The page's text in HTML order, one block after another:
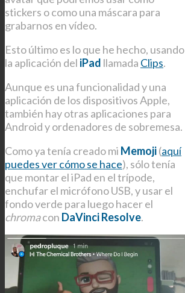
stickers o como una máscara para
grabarnos en vídeo.
Esto último es lo que he hecho, usando
la aplicación del iPad llamada Clips.
Aunque es una funcionalidad y una
aplicación de los dispositivos Apple,
también hay otras aplicaciones para
Android y ordenadores de sobremesa.
Como ya tenía creado mi Memoji(aquí
puedes ver cómo se hace), sólo tenía
que montar el iPad en el trípode,
enchufar el micrófono USB, y usar el
fondo verde para luego hacer el
chromacon DaVinci Resolve.